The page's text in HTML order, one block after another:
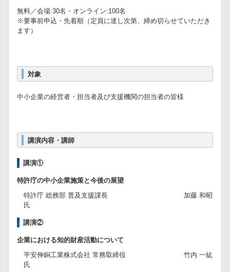
無料／会場:30名・オンライン:100名
※要事前申込・先着順（定員に達し次第、締め切らせていただき
ます）
対象
中小企業の経営者・担当者及び支援機関の担当者の皆様
講演内容・講師
講演①
特許庁の中小企業施策と今後の展望
特許庁 総務部 普及支援課長
加藤 和昭
氏
講演②
企業における知的財産活動について
平安伸銅工業株式会社 常務取締役
竹内 一紘
氏